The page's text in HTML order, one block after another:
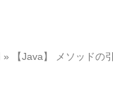
»
【Java】 メソッドの引